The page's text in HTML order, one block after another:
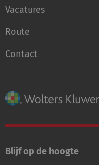
Vacatures
Route
Contact
Blijf op de hoogte